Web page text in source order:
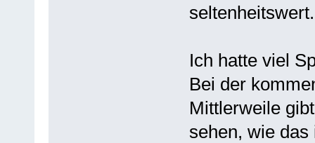
seltenheitswert.
Ich hatte viel
Bei der
Mittlerweile
sehen, wie das